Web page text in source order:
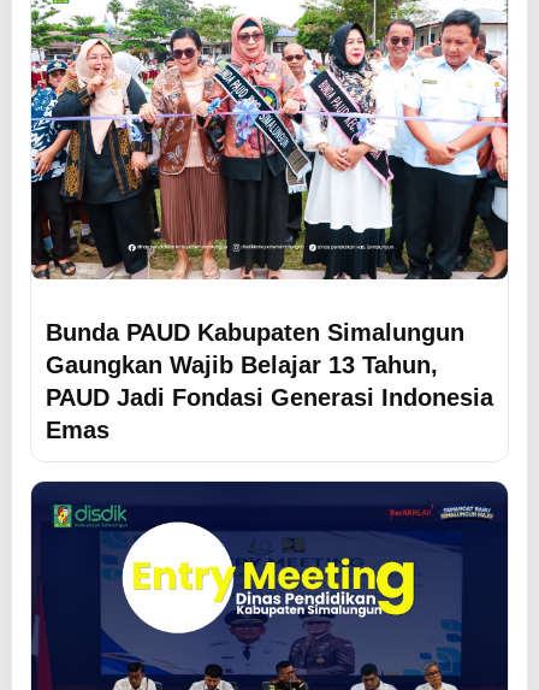
Bunda PAUD Kabupaten Simalungun
Gaungkan Wajib Belajar 13 Tahun,
PAUD Jadi Fondasi Generasi Indonesia
Emas